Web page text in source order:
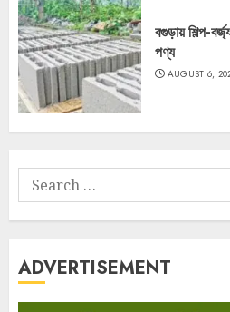
বগুড়ায় শিল্প-
পণ্য
AUGUST 6,
Search
for:
ADVERTISEMENT